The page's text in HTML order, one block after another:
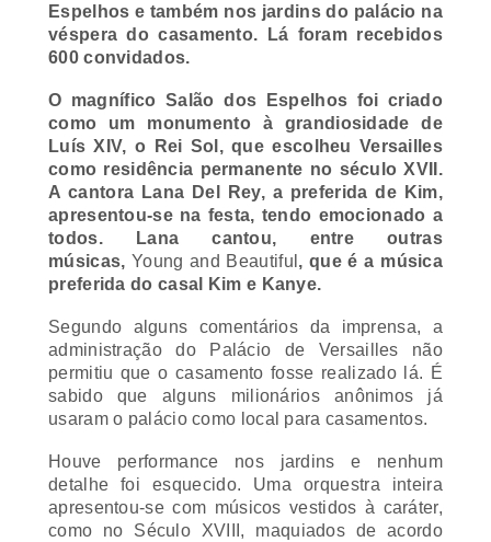
Espelhos e também nos jardins do palácio na
véspera do casamento. Lá foram recebidos
600 convidados.
O magnífico Salão dos Espelhos foi criado
como um monumento à grandiosidade de
Luís XIV, o Rei Sol, que escolheu Versailles
como residência permanente no século XVII.
A cantora Lana Del Rey, a preferida de Kim,
apresentou-se na festa, tendo emocionado a
todos. Lana cantou, entre outras
músicas, Young and Beautiful , que é a música
preferida do casal Kim e Kanye.
Segundo alguns comentários da imprensa, a
administração do Palácio de Versailles não
permitiu que o casamento fosse realizado lá. É
sabido que alguns milionários anônimos já
usaram o palácio como local para casamentos.
Houve performance nos jardins e nenhum
detalhe foi esquecido. Uma orquestra inteira
apresentou-se com músicos vestidos à caráter,
como no Século XVIII, maquiados de acordo